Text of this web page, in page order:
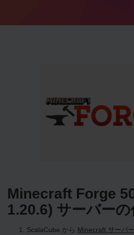
Minecraft Forge
1.20.6) サーバー
ScalaCube から Minecraft サーバー